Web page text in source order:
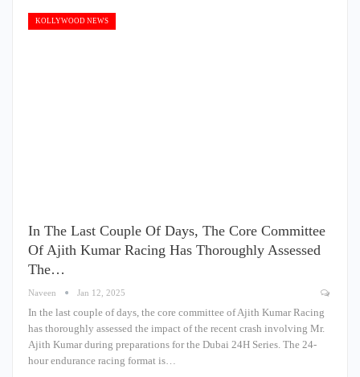
KOLLYWOOD NEWS
In The Last Couple Of Days, The Core Committee
Of Ajith Kumar Racing Has Thoroughly Assessed
The…
Naveen Jan 12, 2025
In the last couple of days, the core committee of Ajith Kumar Racing
has thoroughly assessed the impact of the recent crash involving Mr.
Ajith Kumar during preparations for the Dubai 24H Series. The 24-
hour endurance racing format is…